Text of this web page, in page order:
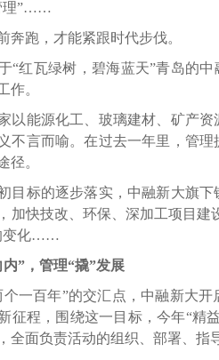
理”……
跑，才能紧跟时代步伐。
瓦绿树，碧海蓝天”青岛的中
作。
能源化工、玻璃建材、矿产资
不言而喻。在过去一年里，管
径。
标的逐步落实，中融新大旗下
加快技改、环保、深加工项目
变化……
内”，管理“撬”发展
百年”的交汇点，中融新大开
征程，围绕这一目标，今年“精
全面负责活动的组织、部署、指